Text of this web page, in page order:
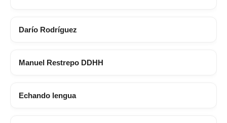
Darío Rodríguez
Manuel Restrepo DDHH
Echando lengua